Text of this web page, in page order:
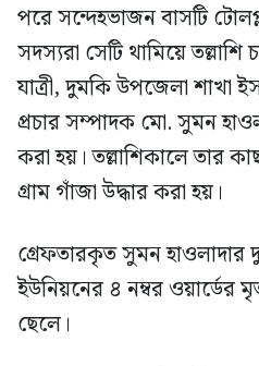
পরে সন্দেহভাজন বাসটি
সদস্যরা সেটি থামিয়ে
যাত্রী, দুমকি উপজেলা শাখা
প্রচার সম্পাদক মো. সুমন
করা হয়। তল্লাশিকালে তার
গ্রাম গাঁজা উদ্ধার করা হয়।
গ্রেফতারকৃত সুমন হাওলাদার
ইউনিয়নের ৪ নম্বর ওয়ার্ডের
ছেলে।